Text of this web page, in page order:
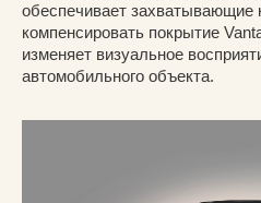
обеспечивает захватывающие
компенсировать покрытие
изменяет визуальное
автомобильного объекта.